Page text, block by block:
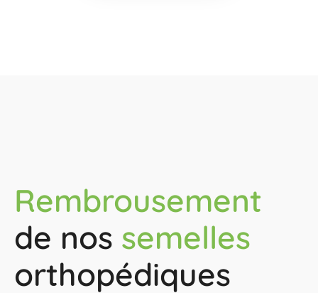
Rembrousement
de nos semelles
orthopédiques